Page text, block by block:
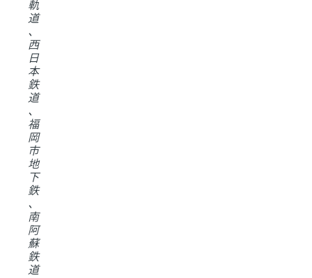
軌
道
、
西
日
本
鉄
道
、
福
岡
市
地
下
鉄
、
南
阿
蘇
鉄
道